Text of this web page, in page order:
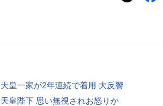
天皇一家が2年連続で着用 大反響
天皇陛下 思い無視されお怒りか